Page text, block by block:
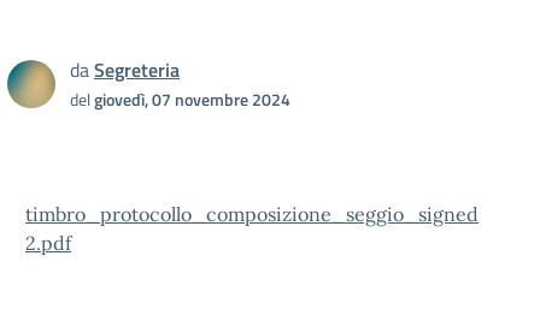
daSegreteria
delgiovedì, 07 novembre 2024
timbro_protocollo_composizione_seggio_signed
2.pdf